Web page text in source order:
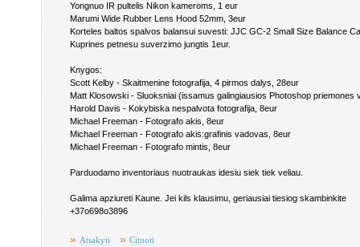
Yongnuo IR pultelis Nikon kameroms, 1 eur
Marumi Wide Rubber Lens Hood 52mm, 3eur
Korteles baltos spalvos balansui suvesti: JJC GC-2 Small Size Balance
Kuprines petnesu suverzimo jungtis 1eur.
Knygos:
Scott Kelby - Skaitmenine fotografija, 4 pirmos dalys, 28eur
Matt Klosowski - Sluoksniai (issamus galingiausios Photoshop priemones
Harold Davis - Kokybiska nespalvota fotografija, 8eur
Michael Freeman - Fotografo akis, 8eur
Michael Freeman - Fotografo akis:grafinis vadovas, 8eur
Michael Freeman - Fotografo mintis, 8eur
Parduodamo inventoriaus nuotraukas idesiu siek tiek veliau.
Galima apziureti Kaune. Jei kils klausimu, geriausiai tiesiog skambinkite
+37o698o3896
» Atsakyti » Cituoti